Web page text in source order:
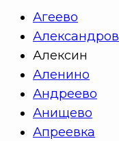
Агеево
Александров
Алексин
Аленино
Андреево
Анищево
Апреевка